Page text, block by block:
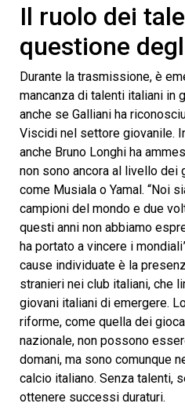
Il ruolo dei
questione
Durante la trasmissione, è
mancanza di talenti italiani in
anche se Galliani ha
Viscidi nel settore giovanile.
anche Bruno Longhi ha
non sono ancora al livello dei
come Musiala o Yamal. “Noi
campioni del mondo e due
questi anni non abbiamo
ha portato a vincere i
cause individuate è la
stranieri nei club italiani, che
giovani italiani di emergere.
riforme, come quella dei
nazionale, non possono
domani, ma sono comunque
calcio italiano. Senza talenti,
ottenere successi duraturi.